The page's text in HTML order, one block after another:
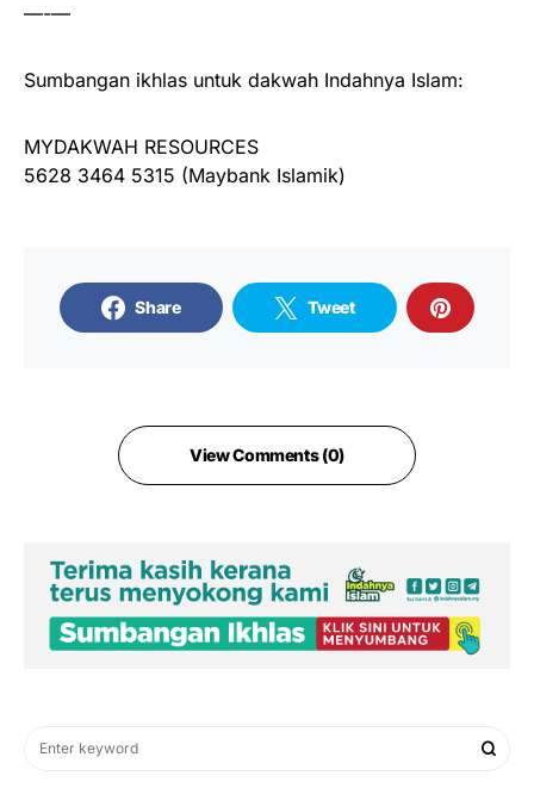
—-—
Sumbangan ikhlas untuk dakwah Indahnya Islam:
MYDAKWAH RESOURCES
5628 3464 5315 (Maybank Islamik)
Share Tweet
View Comments (0)